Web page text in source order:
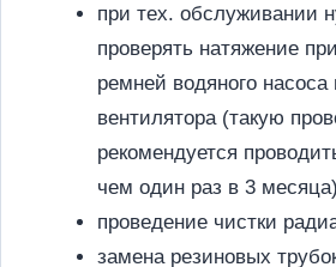
при тех. обслуживании
проверять натяжение
ремней водяного насоса
вентилятора (такую
рекомендуется
чем один раз в 3 месяца)
проведение чистки
замена резиновых